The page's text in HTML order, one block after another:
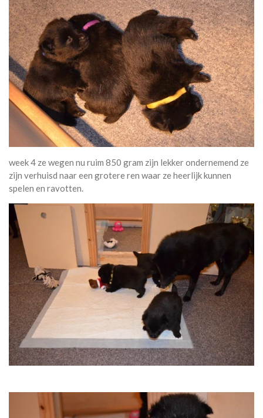
week 4 ze wegen nu ruim 850 gram zijn lekker ondernemend ze
zijn verhuisd naar een grotere ren waar ze heerlijk kunnen
spelen en ravotten.